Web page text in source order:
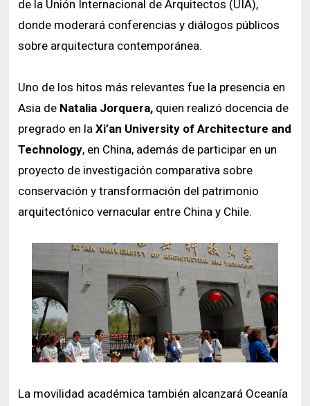
de la Unión Internacional de Arquitectos (UIA),
donde moderará conferencias y diálogos públicos
sobre arquitectura contemporánea.
Uno de los hitos más relevantes fue la presencia en
Asia de Natalia Jorquera, quien realizó docencia de
pregrado en laXi’an University of Architecture and
Technology, en China, además de participar en un
proyecto de investigación comparativa sobre
conservación y transformación del patrimonio
arquitectónico vernacular entre China y Chile.
La movilidad académica también alcanzará Oceanía